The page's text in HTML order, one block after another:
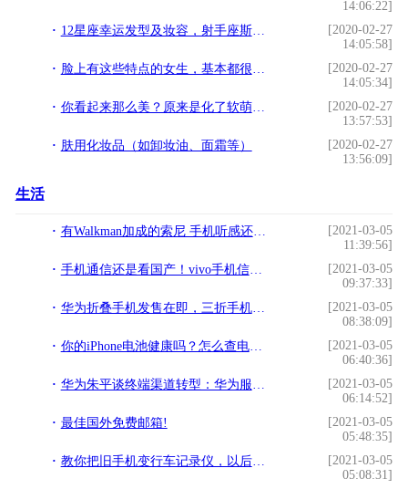
14:06:22]
12星座幸运发型及妆容，射手座斯文有气质，摩羯爽朗有朝气
[2020-02-27
14:05:58]
脸上有这些特点的女生，基本都很适合穿洛丽塔，别人羡慕不来
[2020-02-27
14:05:34]
你看起来那么美？原来是化了软萌甜美的蜜桃妆
[2020-02-27
13:57:53]
肤用化妆品（如卸妆油、面霜等）
[2020-02-27
13:56:09]
生活
有Walkman加成的索尼 手机听感还行？!
[2021-03-05
11:39:56]
手机通信还是看国产！vivo手机信号比苹果手机强太多！!
[2021-03-05
09:37:33]
华为折叠手机发售在即，三折手机竟横空出世!
[2021-03-05
08:38:09]
你的iPhone电池健康吗？怎么查电池的容量和健康程度!
[2021-03-05
06:40:36]
华为朱平谈终端渠道转型：华为服务店已覆盖全国90%以上县!
[2021-03-05
06:14:52]
最佳国外免费邮箱!
[2021-03-05
05:48:35]
教你把旧手机变行车记录仪，以后行车记录仪都不用买，还清晰好用!
[2021-03-05
05:08:31]